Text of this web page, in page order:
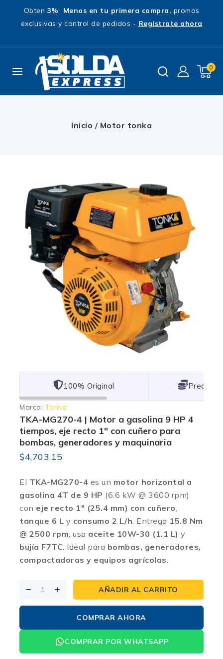
Obten 3% Menos en tu primera compra, promos
exclusivas y control de pedidos - Regístrate ahora
0
Inicio / Motor tonka
101% Original Lowest
Marca: Tonka
TKA-MG270-4 | Motor a gasolina 9 HP 4
tiempos, eje recto 1″ con cuñero para
bombas, generadores y maquinaria
$4,703.15
El TKA-MG270-4 es un motor horizontal a
gasolina 4T de 9 HP (6.6 kW @ 3600 rpm)
con eje recto 1″ (25.4 mm) con cuñero,
tanque 6 L y consumo 2 L/h. Entrega 15.8 Nm
@ 2500 rpm, usa aceite 10W-30 (1.1 L) y
bujía F7TC. Ideal para bombas, generadores,
compactadoras y equipos agrícolas.
AÑADIR AL CARRITO
COMPRAR AHORA
COMPRAR POR WHATSAPP